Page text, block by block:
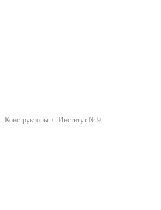
Конструкторы Институт № 9